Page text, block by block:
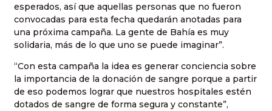
esperados, así que aquellas personas que no fueron
convocadas para esta fecha quedarán anotadas para
una próxima campaña. La gente de Bahía es muy
solidaria, más de lo que uno se puede imaginar”.
“Con esta campaña la idea es generar conciencia sobre
la importancia de la donación de sangre porque a partir
de eso podemos lograr que nuestros hospitales estén
dotados de sangre de forma segura y constante”,